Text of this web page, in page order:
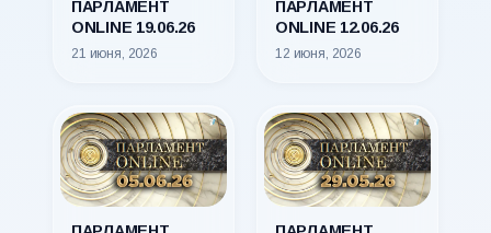
ПАРЛАМЕНТ
ONLINE 19.06.26
21 июня, 2026
ПАРЛАМЕНТ
ONLINE 12.06.26
12 июня, 2026